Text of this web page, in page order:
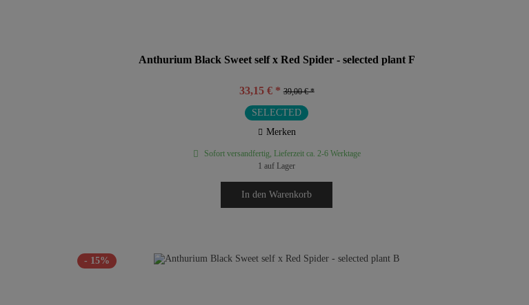
Anthurium Black Sweet self x Red Spider - selected plant F
33,15 € * 39,00 € *
SELECTED
Merken
Sofort versandfertig, Lieferzeit ca. 2-6 Werktage
1 auf Lager
In den Warenkorb
- 15%